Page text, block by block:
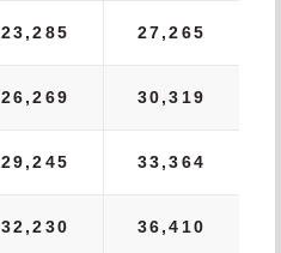
23,285 27,265
26,269 30,319
29,245 33,364
32,230 36,410